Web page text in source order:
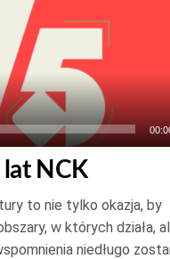
lat NCK
to nie tylko okazja, by
w których działa,
niedługo